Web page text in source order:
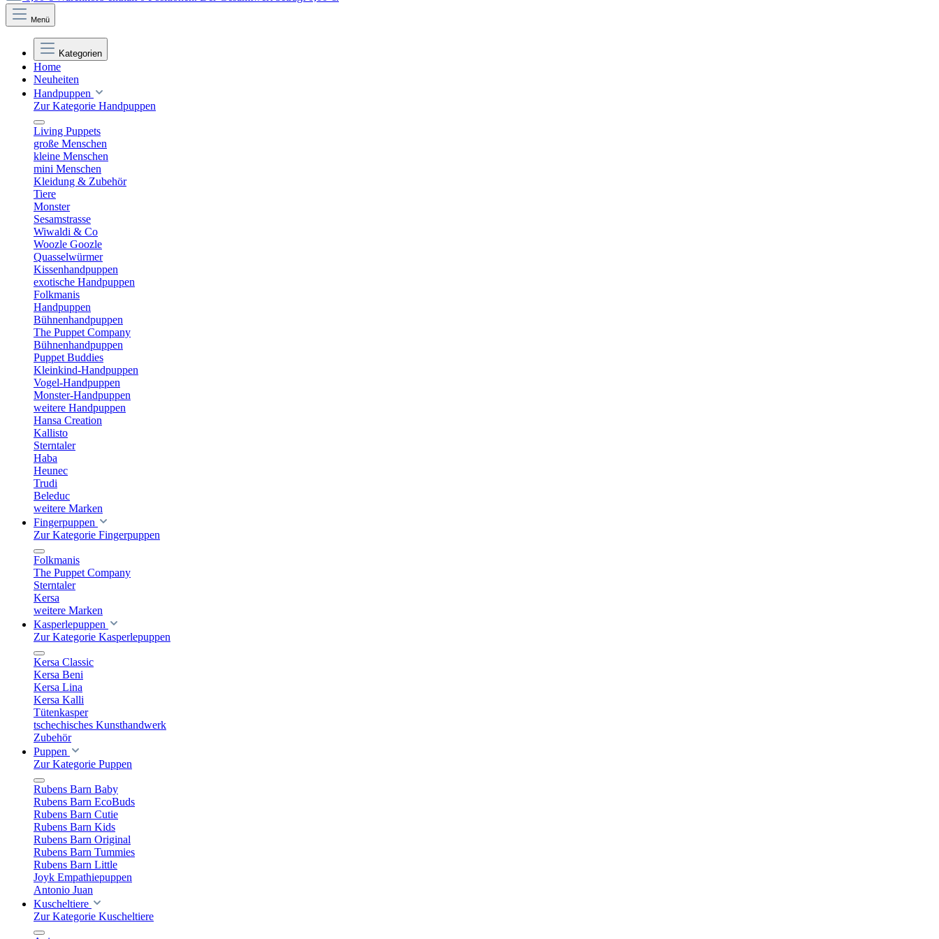
Menü
Kategorien
Home
Neuheiten
Handpuppen
Zur Kategorie Handpuppen
Living Puppets
große Menschen
kleine Menschen
mini Menschen
Kleidung & Zubehör
Tiere
Monster
Sesamstrasse
Wiwaldi & Co
Woozle Goozle
Quasselwürmer
Kissenhandpuppen
exotische Handpuppen
Folkmanis
Handpuppen
Bühnenhandpuppen
The Puppet Company
Bühnenhandpuppen
Puppet Buddies
Kleinkind-Handpuppen
Vogel-Handpuppen
Monster-Handpuppen
weitere Handpuppen
Hansa Creation
Kallisto
Sterntaler
Haba
Heunec
Trudi
Beleduc
weitere Marken
Fingerpuppen
Zur Kategorie Fingerpuppen
Folkmanis
The Puppet Company
Sterntaler
Kersa
weitere Marken
Kasperlepuppen
Zur Kategorie Kasperlepuppen
Kersa Classic
Kersa Beni
Kersa Lina
Kersa Kalli
Tütenkasper
tschechisches Kunsthandwerk
Zubehör
Puppen
Zur Kategorie Puppen
Rubens Barn Baby
Rubens Barn EcoBuds
Rubens Barn Cutie
Rubens Barn Kids
Rubens Barn Original
Rubens Barn Tummies
Rubens Barn Little
Joyk Empathiepuppen
Antonio Juan
Kuscheltiere
Zur Kategorie Kuscheltiere